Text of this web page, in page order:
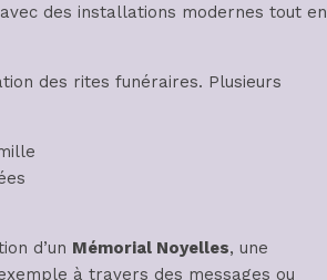
des installations modernes tout en
des rites funéraires. Plusieurs
d’un Mémorial Noyelles, une
à travers des messages ou